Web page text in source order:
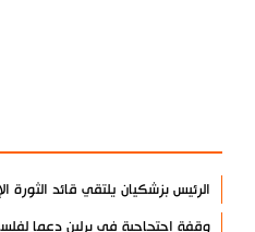
الرئيس بزشكيان يلتقي قائد الثورة
وقفة احتجاجية في برلين دعما